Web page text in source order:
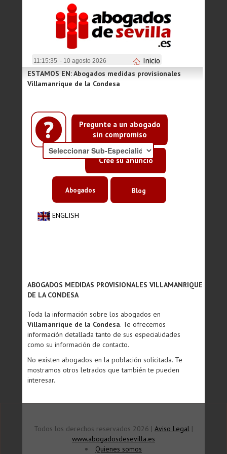
11:15:35 - 10 agosto 2026 Inicio
Pregunte a un abogado
sin compromiso
Cree su anuncio
ESTAMOS EN: Abogados medidas provisionales
Villamanrique de la Condesa
ENGLISH
Abogados Blog
ABOGADOS MEDIDAS PROVISIONALES VILLAMANRIQUE
DE LA CONDESA
Toda la información sobre los abogados en
Villamanrique de la Condesa. Te ofrecemos
información detallada tanto de sus especialidades
como su información de contacto.
No existen abogados en la población solicitada. Te
mostramos otros letrados que también te pueden
interesar.
Todos los derechos reservados 2026 | Aviso Legal |
www.abogadosdesevilla.es
Quienes somos